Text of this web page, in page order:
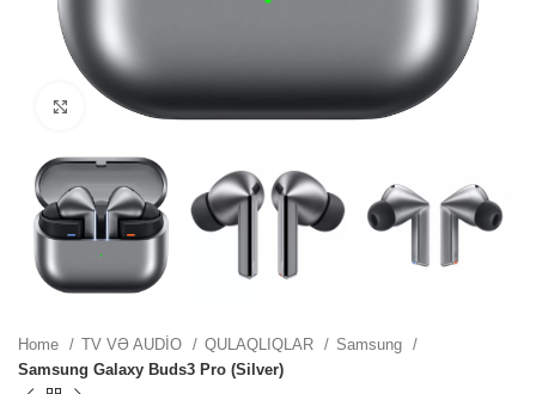
Click to enlarge
Home TV VƏ AUDİO QULAQLIQLAR
Samsung
Samsung Galaxy Buds3 Pro (Silver)